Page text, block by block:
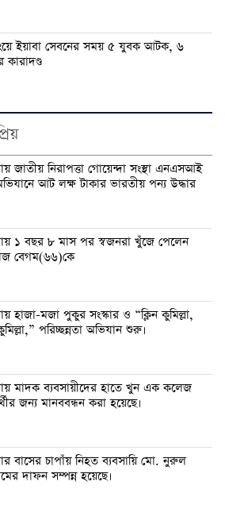
ইয়াবা সেবনের সময় ৫ যুবক আটক, ৬
কারাদণ্ড
জাতীয় নিরাপত্তা গোয়েন্দা সংস্থা এনএসআই
আট লক্ষ টাকার ভারতীয় পন্য উদ্ধার
১ বছর ৮ মাস পর স্বজনরা খুঁজে পেলেন
বেগম(৬৬)কে
হাজা-মজা পুকুর সংস্কার ও “ক্লিন কুমিল্লা,
পরিচ্ছন্নতা অভিযান শুরু।
মাদক ব্যবসায়ীদের হাতে খুন এক কলেজ
জন্য মানববন্ধন করা হয়েছে।
বাসের চাপাঁয় নিহত ব্যবসায়ি মো. নুরুল
দাফন সম্পন্ন হয়েছে।